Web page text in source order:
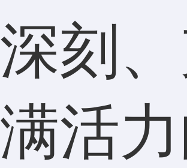
深刻
满活